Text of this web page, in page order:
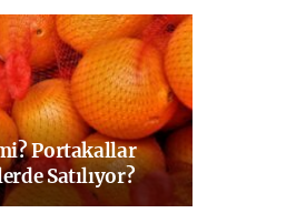
Portakallar
Satılıyor?